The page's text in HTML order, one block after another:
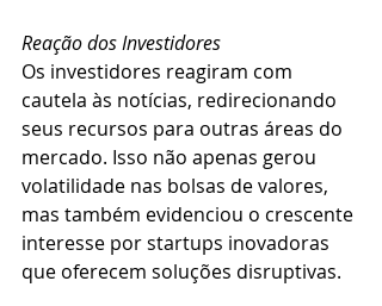
Reação dos Investidores
Os investidores reagiram com
cautela às notícias, redirecionando
seus recursos para outras áreas do
mercado. Isso não apenas gerou
volatilidade nas bolsas de valores,
mas também evidenciou o crescente
interesse por startups inovadoras
que oferecem soluções disruptivas.